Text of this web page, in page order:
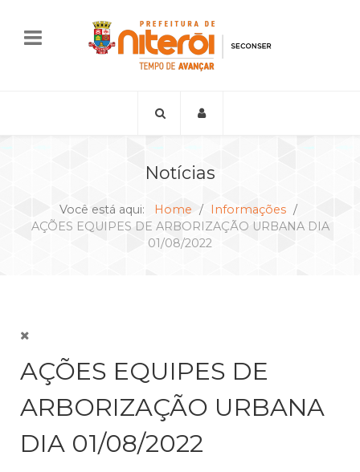
Notícias
Você está aqui: Home
Informações
AÇÕES EQUIPES DE ARBORIZAÇÃO URBANA DIA
01/08/2022
AÇÕES EQUIPES DE
ARBORIZAÇÃO URBANA
DIA 01/08/2022